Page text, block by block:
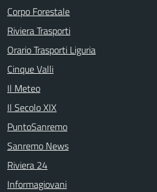
Corpo Forestale
Riviera Trasporti
Orario Trasporti Liguria
Cinque Valli
Il Meteo
Il Secolo XIX
PuntoSanremo
Sanremo News
Riviera 24
Informagiovani